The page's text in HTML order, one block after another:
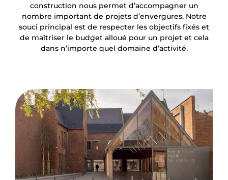
construction nous permet d’accompagner un
nombre important de projets d’envergures. Notre
souci principal est de respecter les objectifs fixés et
de maîtriser le budget alloué pour un projet et cela
dans n’importe quel domaine d’activité.